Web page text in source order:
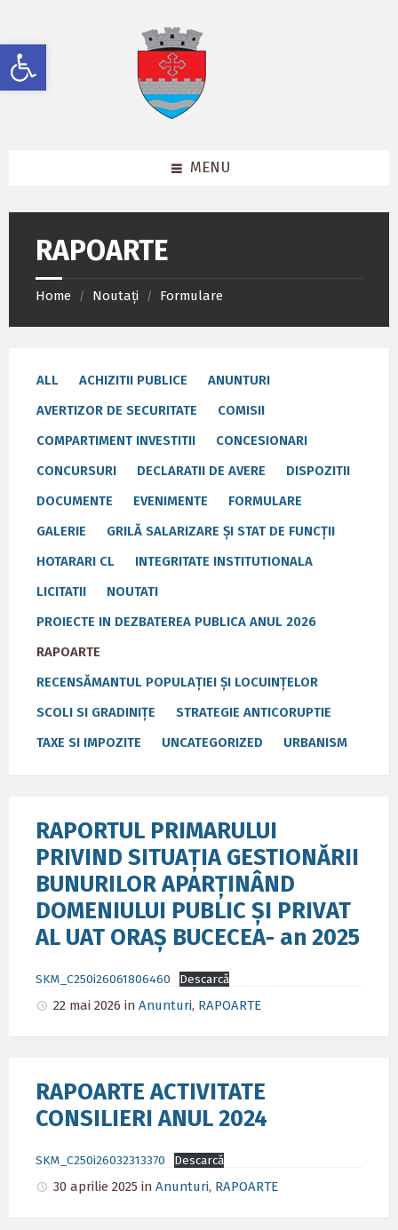
Deschide bara de unelte
content
left
sidebar
footer
MENU
RAPOARTE
Home / Noutați / Formulare
ALL ACHIZITII PUBLICE
ANUNTURI
AVERTIZOR DE SECURITATE
COMISII
COMPARTIMENT INVESTITII
CONCESIONARI
CONCURSURI
DECLARATII DE AVERE
DISPOZITII
DOCUMENTE
EVENIMENTE
FORMULARE
GALERIE
GRILĂ SALARIZARE ȘI STAT DE FUNCȚII
HOTARARI CL
INTEGRITATE INSTITUTIONALA
LICITATII
NOUTATI
PROIECTE IN DEZBATEREA PUBLICA ANUL 2026
RAPOARTE
RECENSĂMANTUL POPULAȚIEI ȘI LOCUINȚELOR
SCOLI SI GRADINIȚE
STRATEGIE ANTICORUPTIE
TAXE SI IMPOZITE
UNCATEGORIZED URBANISM
RAPORTUL PRIMARULUI
PRIVIND SITUAȚIA GESTIONĂRII
BUNURILOR APARȚINÂND
DOMENIULUI PUBLIC ȘI PRIVAT
AL UAT ORAȘ BUCECEA- an 2025
SKM_C250i26061806460 Descarcă
22 mai 2026 in Anunturi, RAPOARTE
RAPOARTE ACTIVITATE
CONSILIERI ANUL 2024
SKM_C250i26032313370 Descarcă
30 aprilie 2025 in Anunturi, RAPOARTE